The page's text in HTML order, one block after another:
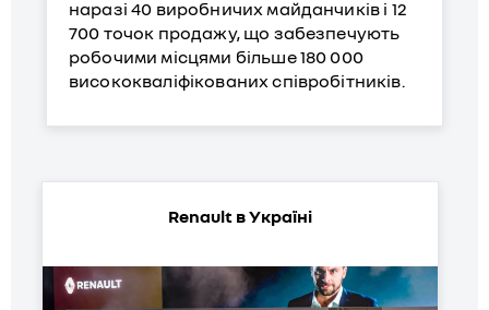
наразі 40 виробничих майданчиків і 12
700 точок продажу, що забезпечують
робочими місцями більше 180 000
висококваліфікованих співробітників.
Renault в Україні